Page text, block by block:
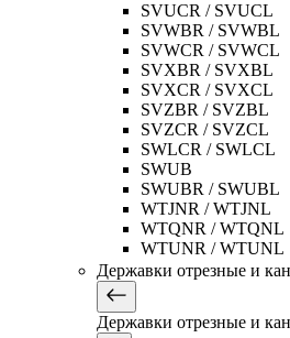
SVUCR / SVUCL
SVWBR / SVWBL
SVWCR / SVWCL
SVXBR / SVXBL
SVXCR / SVXCL
SVZBR / SVZBL
SVZCR / SVZCL
SWLCR / SWLCL
SWUB
SWUBR / SWUBL
WTJNR / WTJNL
WTQNR / WTQNL
WTUNR / WTUNL
Державки отрезные и
Державки отрезные и